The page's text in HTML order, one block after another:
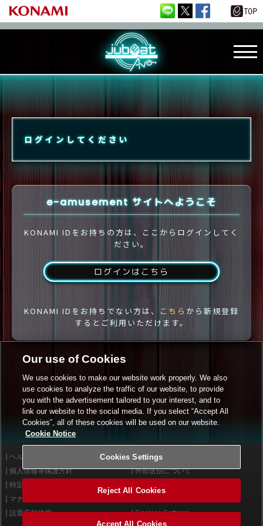
ログインしてください
e-amusement サイトへようこそ
KONAMI IDをお持ちの方は、ここからログインしてく
ださい。
ログインはこちら
KONAMI IDをお持ちでない方は、 こちら から新規登録
するとご利用いただけます。
ヘルプ
利用規約
個人情報等保護方針
外部送信について
特定商取引法に基づく表示
マナー＆ルール
設置店舗検索
Cookies Settings
Our use of Cookies
We use cookies to make our website work properly. We also
use cookies to analyze the traffic of our website, to provide
you with the advertisement tailored to your interest, and to
link our website to the social media. If you select “Accept All
Cookies”, all of these cookies will be used on our website.
Cookie Notice
Cookies Settings
Reject All Cookies
Accept All Cookies